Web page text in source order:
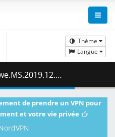
Thème
Langue
( 1.83 GB )
de prendre un VPN pour
et votre vie privée